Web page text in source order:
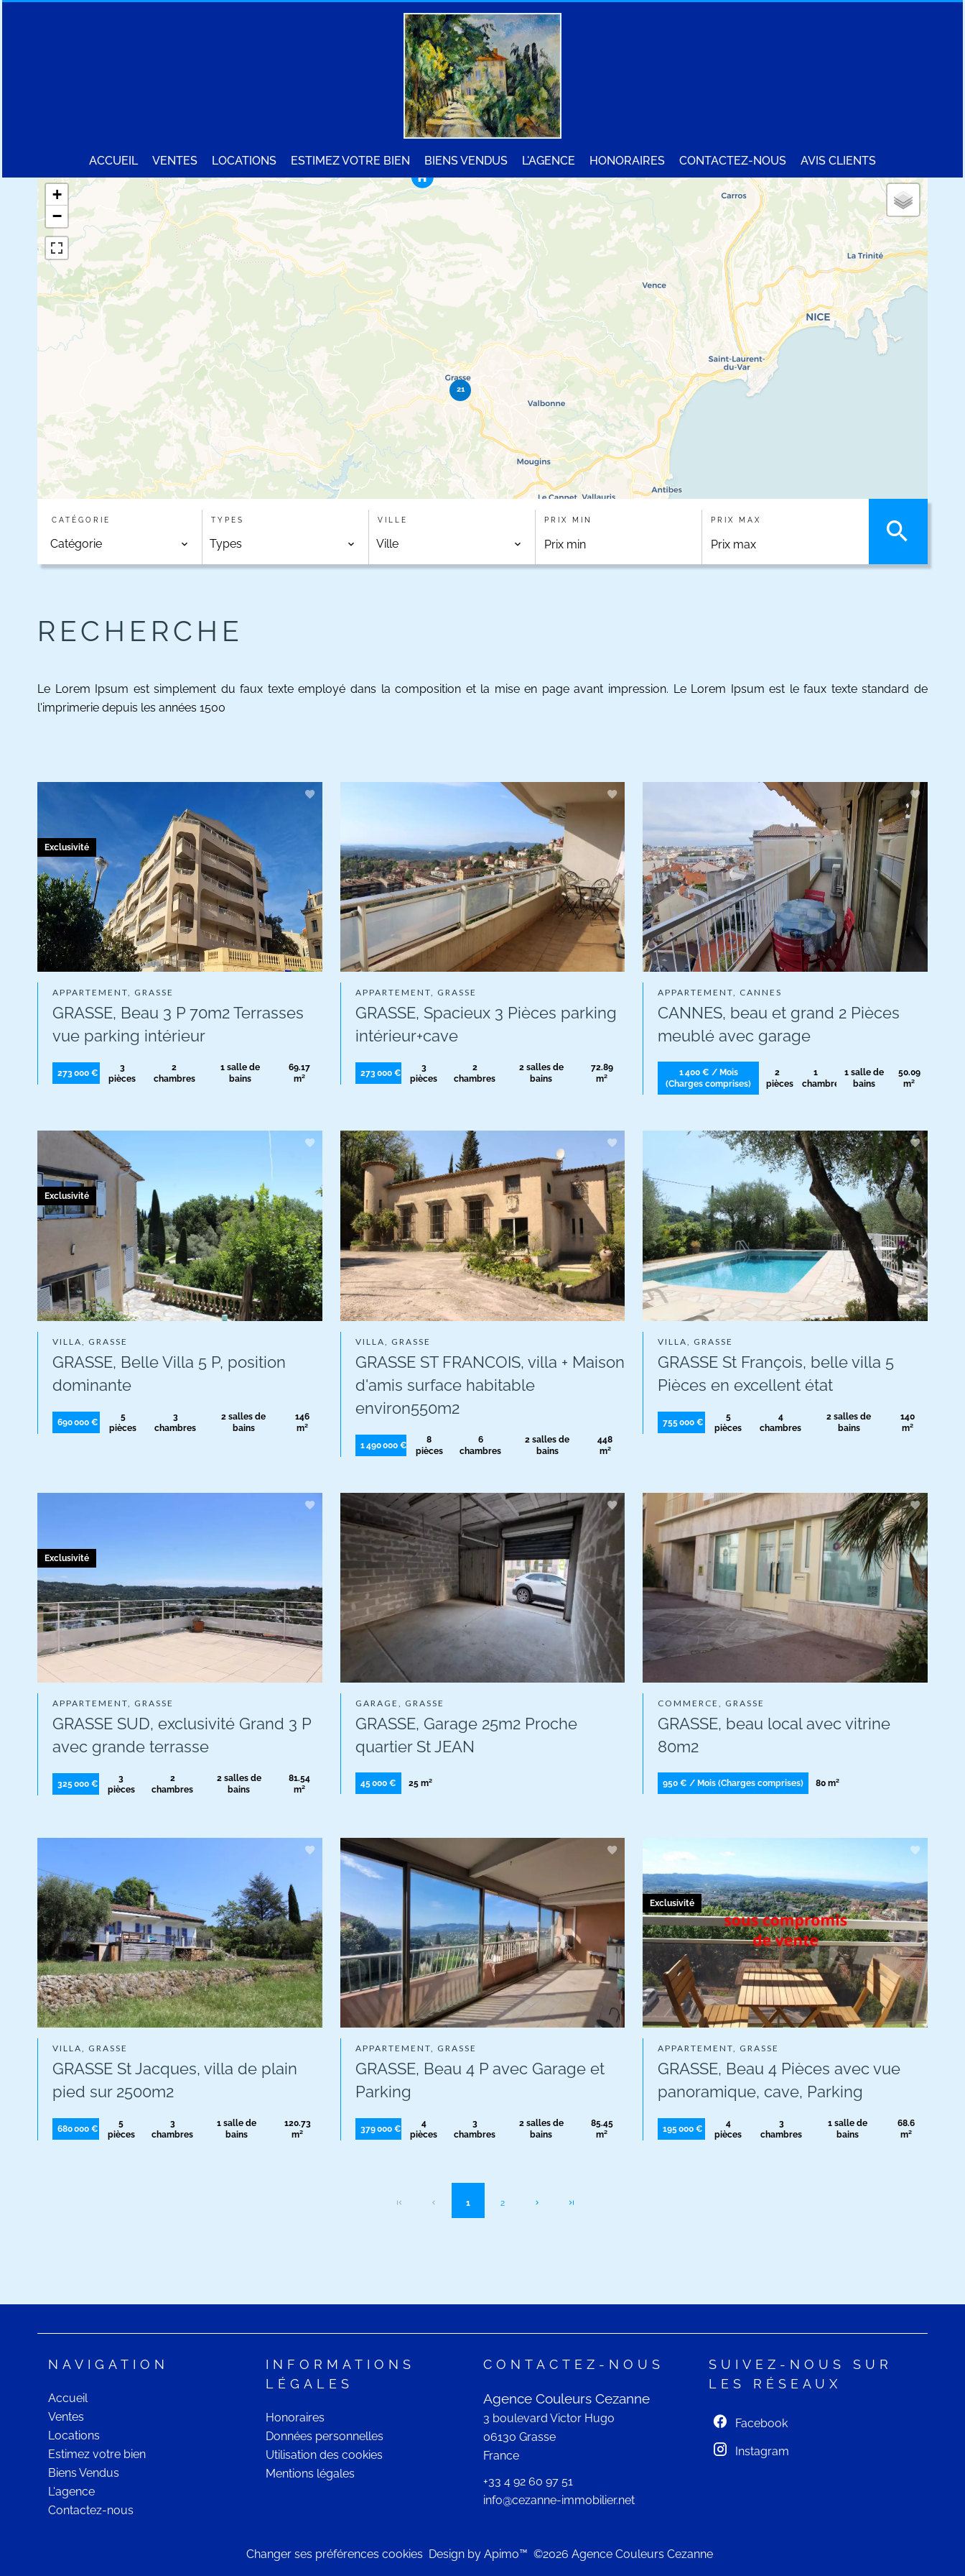
ACCUEIL VENTES LOCATIONS ESTIMEZ VOTRE BIEN BIENS VENDUS L'AGENCE HONORAIRES CONTACTEZ-NOUS AVIS CLIENTS
21
+
−
CATÉGORIE
Catégorie
TYPES
Types
VILLE
Ville
PRIX MIN PRIX MAX
RECHERCHE
Le Lorem Ipsum est simplement du faux texte employé dans la composition et la mise en page avant impression. Le Lorem Ipsum est le faux texte standard de
l'imprimerie depuis les années 1500
APPARTEMENT, GRASSE
GRASSE, Beau 3 P 70m2 Terrasses
vue parking intérieur
273 000 €
3
pièces
2
chambres
1 salle de
bains
69.17
m²
Exclusivité
APPARTEMENT, GRASSE
GRASSE, Spacieux 3 Pièces parking
intérieur+cave
273 000 €
3
pièces
2
chambres
2 salles de
bains
72.89
m²
APPARTEMENT, CANNES
CANNES, beau et grand 2 Pièces
meublé avec garage
1 400 € / Mois
(Charges comprises)
2
pièces
1
chambre
1 salle de
bains
50.09
m²
VILLA, GRASSE
GRASSE, Belle Villa 5 P, position
dominante
690 000 €
5
pièces
3
chambres
2 salles de
bains
146
m²
Exclusivité
VILLA, GRASSE
GRASSE ST FRANCOIS, villa + Maison
d'amis surface habitable
environ550m2
1 490 000 €
8
pièces
6
chambres
2 salles de
bains
448
m²
VILLA, GRASSE
GRASSE St François, belle villa 5
Pièces en excellent état
755 000 €
5
pièces
4
chambres
2 salles de
bains
140
m²
APPARTEMENT, GRASSE
GRASSE SUD, exclusivité Grand 3 P
avec grande terrasse
325 000 €
3
pièces
2
chambres
2 salles de
bains
81.54
m²
Exclusivité
GARAGE, GRASSE
GRASSE, Garage 25m2 Proche
quartier St JEAN
45 000 € 25 m²
COMMERCE, GRASSE
GRASSE, beau local avec vitrine
80m2
950 € / Mois (Charges comprises) 80 m²
VILLA, GRASSE
GRASSE St Jacques, villa de plain
pied sur 2500m2
680 000 €
5
pièces
3
chambres
1 salle de
bains
120.73
m²
APPARTEMENT, GRASSE
GRASSE, Beau 4 P avec Garage et
Parking
379 000 €
4
pièces
3
chambres
2 salles de
bains
85.45
m²
APPARTEMENT, GRASSE
GRASSE, Beau 4 Pièces avec vue
panoramique, cave, Parking
195 000 €
4
pièces
3
chambres
1 salle de
bains
68.6
m²
Exclusivité
1 2
NAVIGATION
Accueil
Ventes
Locations
Estimez votre bien
Biens Vendus
L'agence
Contactez-nous
INFORMATIONS
LÉGALES
Honoraires
Données personnelles
Utilisation des cookies
Mentions légales
CONTACTEZ-NOUS
Agence Couleurs Cezanne
3 boulevard Victor Hugo
06130 Grasse
France
+33 4 92 60 97 51
info@cezanne-immobilier.net
SUIVEZ-NOUS SUR
LES RÉSEAUX
Facebook
Instagram
Changer ses préférences cookies Design by Apimo™ ©2026 Agence Couleurs Cezanne